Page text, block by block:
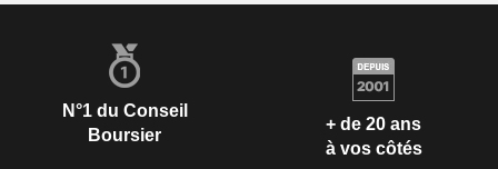
N°1 du Conseil
Boursier
+ de 20 ans
à vos côtés